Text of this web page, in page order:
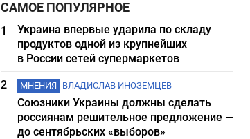
САМОЕ ПОПУЛЯРНОЕ
1
Украина впервые ударила по складу
продуктов одной из крупнейших
в России сетей супермаркетов
2
МНЕНИЯ ВЛАДИСЛАВ ИНОЗЕМЦЕВ
Союзники Украины должны сделать
россиянам решительное предложение —
до сентябрьских «выборов»